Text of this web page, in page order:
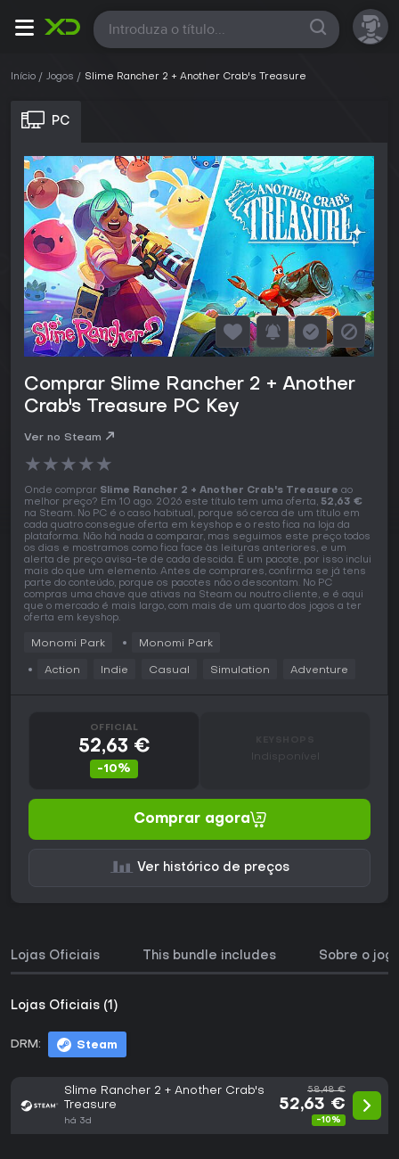
Todas
Início Jogos Slime Rancher 2 + Another Crab's Treasure
PC
Comprar Slime Rancher 2 + Another
Crab's Treasure PC Key
Ver no Steam
★★★★★
Onde comprar Slime Rancher 2 + Another Crab's Treasure ao
melhor preço? Em 10 ago. 2026 este título tem uma oferta, 52,63 €
na Steam. No PC é o caso habitual, porque só cerca de um título em
cada quatro consegue oferta em keyshop e o resto fica na loja da
plataforma. Não há nada a comparar, mas seguimos este preço todos
os dias e mostramos como fica face às leituras anteriores, e um
alerta de preço avisa-te de cada descida. É um pacote, por isso inclui
mais do que um elemento. Antes de comprares, confirma se já tens
parte do conteúdo, porque os pacotes não o descontam. No PC
compras uma chave que ativas na Steam ou noutro cliente, e é aqui
que o mercado é mais largo, com mais de um quarto dos jogos a ter
oferta em keyshop.
Monomi Park Monomi Park
Action Indie Casual Simulation Adventure
OFFICIAL
52,63 €
-10%
Indisponível
Comprar agora
Ver histórico de preços
Lojas Oficiais This bundle includes Sobre o
Lojas Oficiais (1)
DRM: Steam
Slime Rancher 2 + Another Crab's
Treasure
há 3d
58,48 €
52,63 €
-10%